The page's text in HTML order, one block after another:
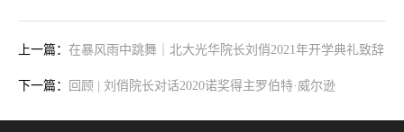
上一篇： 在暴风雨中跳舞｜北大光华院长刘俏2021年开学典礼致辞
下一篇： 回顾 | 刘俏院长对话2020诺奖得主罗伯特·威尔逊